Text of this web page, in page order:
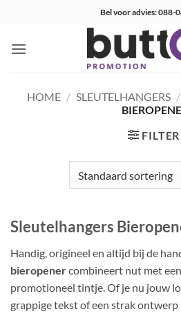
inhoud
Bel voor advies: 088-
HOME / SLEUTELHANGERS /
FILTER
Sleutelhangers
Handig, origineel en altijd bij de
bieropenercombineert nut met
promotioneel tintje. Of je nu jouw
grappige tekst of een strak